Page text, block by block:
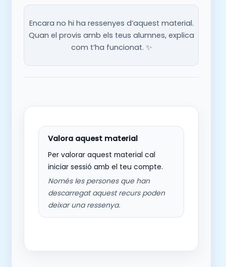
Encara no hi ha ressenyes d’aquest material.
Quan el provis amb els teus alumnes, explica
com t’ha funcionat. ✨
Per valorar aquest material cal
iniciar sessió amb el teu compte.
Només les persones que han
descarregat aquest recurs poden
deixar una ressenya.